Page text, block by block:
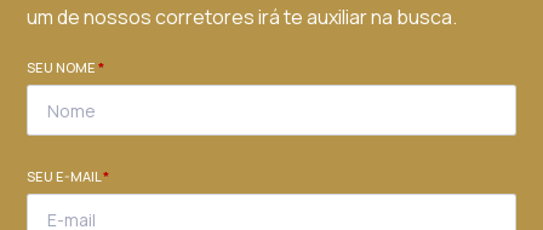
um de nossos corretores irá te auxiliar na busca.
SEU NOME*
SEU E-MAIL*